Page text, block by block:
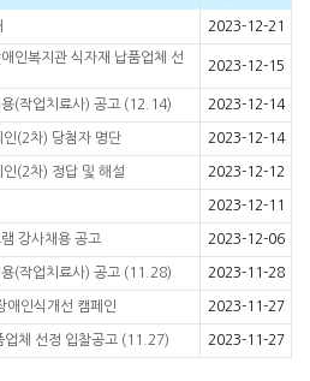
2023-12-21
인복지관 식자재 납품업체 선
2023-12-15
(작업치료사) 공고 (12.14) 2023-12-14
(2차) 당첨자 명단 2023-12-14
(2차) 정답 및 해설 2023-12-12
2023-12-11
강사채용 공고 2023-12-06
(작업치료사) 공고 (11.28) 2023-11-28
애인식개선 캠페인 2023-11-27
업체 선정 입찰공고 (11.27) 2023-11-27